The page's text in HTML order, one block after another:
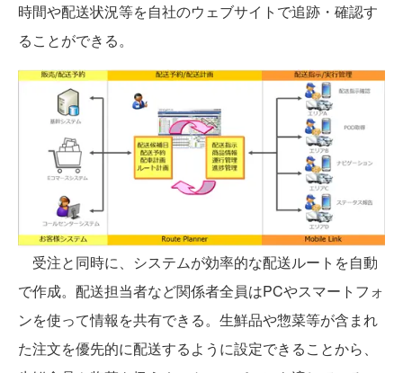
時間や配送状況等を自社のウェブサイトで追跡・確認す
ることができる。
受注と同時に、システムが効率的な配送ルートを自動
で作成。配送担当者など関係者全員はPCやスマートフォ
ンを使って情報を共有できる。生鮮品や惣菜等が含まれ
た注文を優先的に配送するように設定できることから、